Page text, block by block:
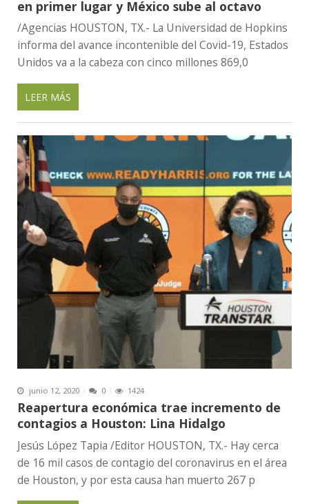
en primer lugar y México sube al octavo
/Agencias HOUSTON, TX.- La Universidad de Hopkins
informa del avance incontenible del Covid-19, Estados
Unidos va a la cabeza con cinco millones 869,0
LEER MÁS
junio 12, 2020 0 1424
Reapertura económica trae incremento de
contagios a Houston: Lina Hidalgo
Jesús López Tapia /Editor HOUSTON, TX.- Hay cerca
de 16 mil casos de contagio del coronavirus en el área
de Houston, y por esta causa han muerto 267 p